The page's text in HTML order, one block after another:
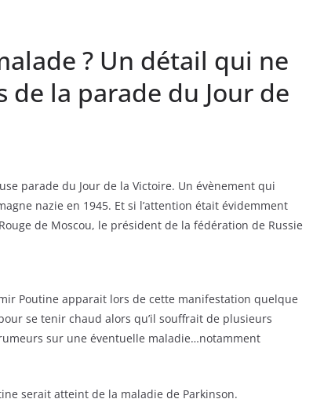
? Un détail qui ne
de la parade du Jour de
parade du Jour de la Victoire. Un évènement qui
nazie en 1945. Et si l’attention était évidemment
de Moscou, le président de la fédération de Russie
Poutine apparait lors de cette manifestation quelque
se tenir chaud alors qu’il souffrait de plusieurs
sur une éventuelle maladie…notamment
serait atteint de la maladie de Parkinson.